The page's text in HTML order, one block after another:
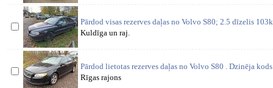
Pārdod visas rezerves daļas no Volvo S80; 2.5 dīzelis
Kuldīga un raj.
Pārdod lietotas rezerves daļas no Volvo S80 . Dzinēja
Rīgas rajons